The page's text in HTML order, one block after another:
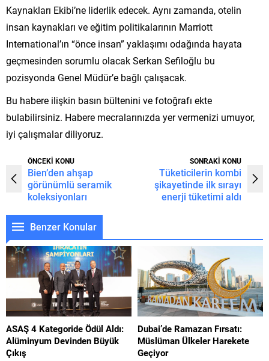
Kaynakları Ekibi’ne liderlik edecek. Aynı zamanda, otelin
insan kaynakları ve eğitim politikalarının Marriott
International’ın “önce insan” yaklaşımı odağında hayata
geçmesinden sorumlu olacak Serkan Sefiloğlu bu
pozisyonda Genel Müdür’e bağlı çalışacak.
Bu habere ilişkin basın bültenini ve fotoğrafı ekte
bulabilirsiniz. Habere mecralarınızda yer vermenizi umuyor,
iyi çalışmalar diliyoruz.
ÖNCEKİ KONU
Bien’den ahşap
görünümlü seramik
koleksiyonları
SONRAKİ KONU
Tüketicilerin kombi
şikayetinde ilk sırayı
enerji tüketimi aldı
Benzer Konular
ASAŞ 4 Kategoride Ödül Aldı:
Alüminyum Devinden Büyük
Çıkış
Dubai’de Ramazan Fırsatı:
Müslüman Ülkeler Harekete
Geçiyor